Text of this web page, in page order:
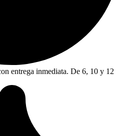
entrega inmediata. De 6, 10 y 12